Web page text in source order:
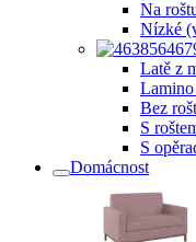
Na
Nízké
Latě z
Lamino
Bez
S
S
Domácnost